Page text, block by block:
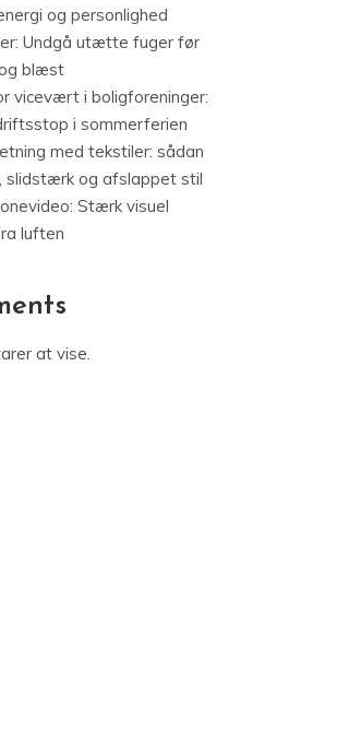
og personlighed
Undgå utætte fuger før
blæst
vicevært i boligforeninger:
i sommerferien
med tekstiler: sådan
slidstærk og afslappet stil
Stærk visuel
luften
at vise.